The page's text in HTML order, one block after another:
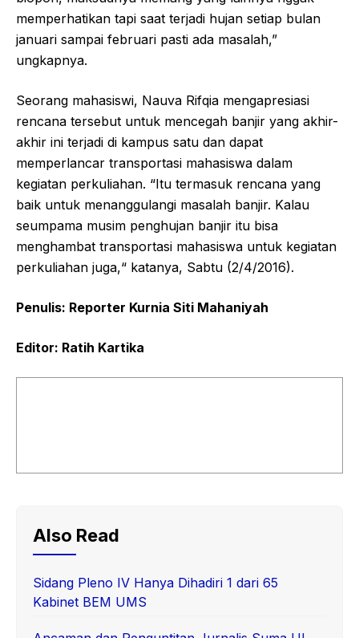
memperhatikan tapi saat terjadi hujan setiap bulan
januari sampai februari pasti ada masalah,”
ungkapnya.
Seorang mahasiswi, Nauva Rifqia mengapresiasi
rencana tersebut untuk mencegah banjir yang akhir-
akhir ini terjadi di kampus satu dan dapat
memperlancar transportasi mahasiswa dalam
kegiatan perkuliahan. “Itu termasuk rencana yang
baik untuk menanggulangi masalah banjir. Kalau
seumpama musim penghujan banjir itu bisa
menghambat transportasi mahasiswa untuk kegiatan
perkuliahan juga,“ katanya, Sabtu (2/4/2016).
Penulis: Reporter Kurnia Siti Mahaniyah
Editor: Ratih Kartika
Also Read
Sidang Pleno IV Hanya Dihadiri 1 dari 65
Kabinet BEM UMS